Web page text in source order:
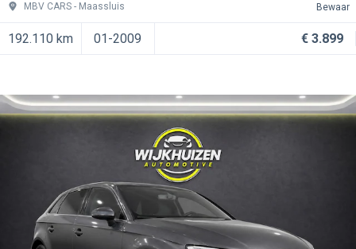
MBV CARS
Maassluis Bewaar
192.110 km 01-2009 € 3.899